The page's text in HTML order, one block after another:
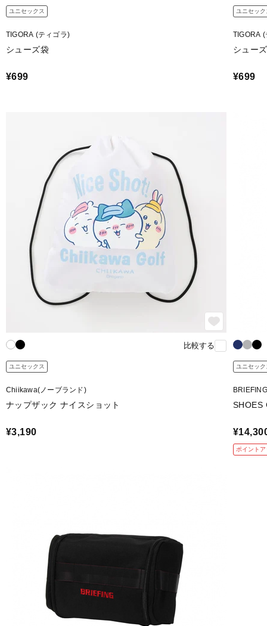
ユニセックス
TIGORA (ティゴラ)
シューズ袋
¥699
ユニセック
TIGORA
シュー
¥699
比較する
ユニセックス
Chiikawa(ノーブランド)
ナップザック ナイスショット
¥3,190
ユニセック
SHOES
ポイントア